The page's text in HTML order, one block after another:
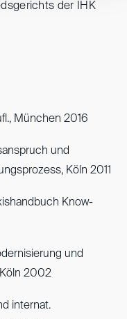
der IHK
München 2016
und
Köln 2011
Know-
und
2002
internat.